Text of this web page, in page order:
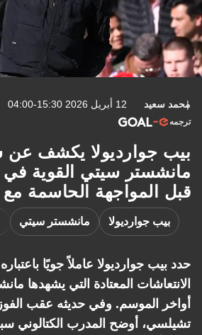
محمد سعيد 12 أبريل 2026 15:30-04:00
ترجمه
بيب جوارديولا يكشف عن
مانشستر سيتي القوية في
قبل المواجهة الحاسمة
بيب جوارديولا مانشستر سيتي
حدد بيب جوارديولا عاملاً جويًا
الانتعاشات المعتادة التي يشهدها
أواخر الموسم. وفي حديثه عقب
تشيلسي، أوضح المدرب الكتالوني